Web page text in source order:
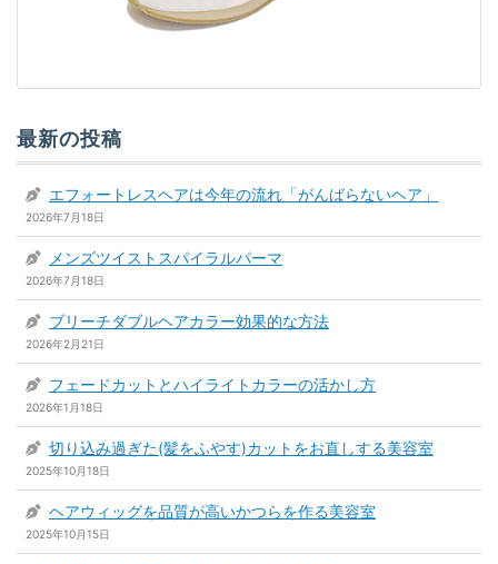
最新の投稿
エフォートレスヘアは今年の流れ「がんばらないヘア」
2026年7月18日
メンズツイストスパイラルパーマ
2026年7月18日
ブリーチダブルヘアカラー効果的な方法
2026年2月21日
フェードカットとハイライトカラーの活かし方
2026年1月18日
切り込み過ぎた(髪をふやす)カットをお直しする美容室
2025年10月18日
ヘアウィッグを品質が高いかつらを作る美容室
2025年10月15日